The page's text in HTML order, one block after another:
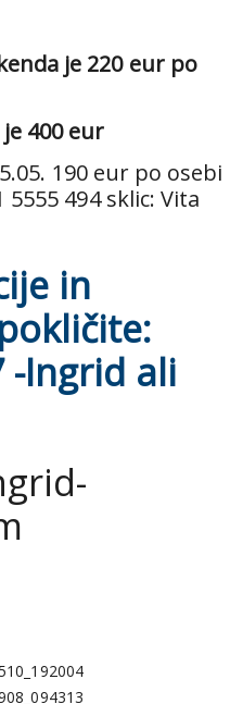
je 220 eur po
400 eur
190 eur po osebi
5555 494 sklic: Vita
in
-Ingrid ali